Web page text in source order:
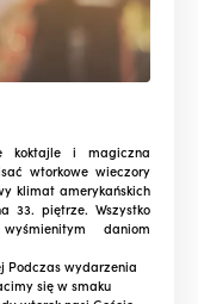
koktajle i magiczna
wtorkowe wieczory
klimat amerykańskich
33. piętrze. Wszystko
daniom
Podczas wydarzenia
się w smaku